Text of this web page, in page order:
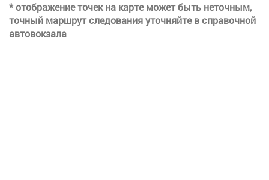
* отображение точек на карте может быть неточным,
точный маршрут следования уточняйте в справочной
автовокзала